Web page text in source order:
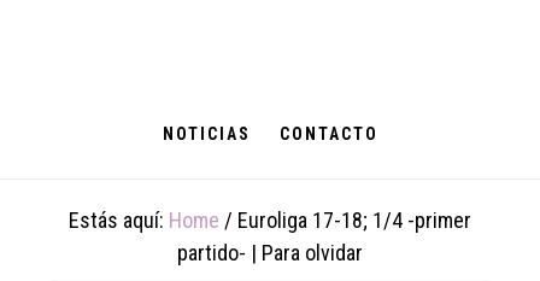
NOTICIAS CONTACTO
Estás aquí: Home / Euroliga 17-18; 1/4 -primer
partido- | Para olvidar